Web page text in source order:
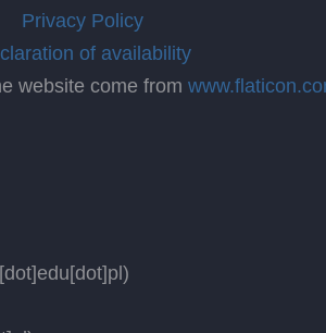
Privacy Policy
of availability
website come from